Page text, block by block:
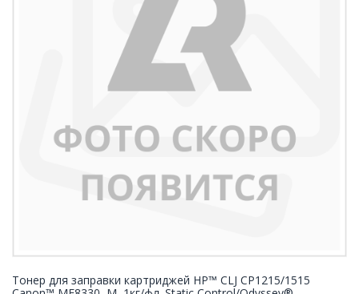
Тонер для заправки картриджей HP™ CLJ CP1215/1515